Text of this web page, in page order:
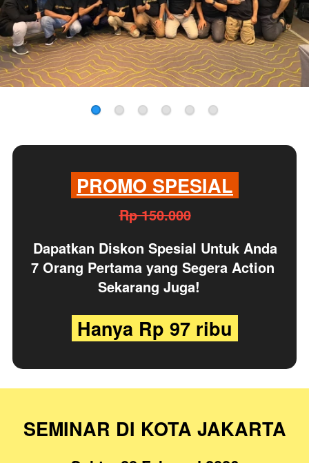
PROMO SPESIAL
Rp 150.000
Dapatkan Diskon Spesial Untuk Anda
7 Orang Pertama yang Segera Action
Sekarang Juga!
Hanya Rp 97 ribu
SEMINAR DI KOTA JAKARTA